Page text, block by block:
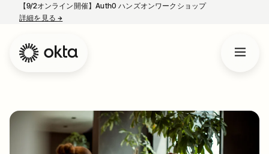
【9/2オンライン開催】Auth0 ハンズオンワークショップ
詳細を見る→